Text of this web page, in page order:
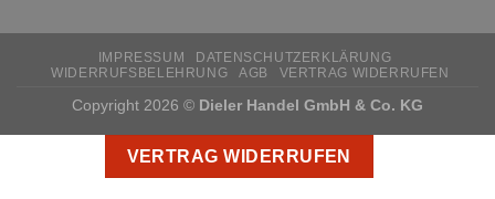
IMPRESSUM
DATENSCHUTZERKLÄRUNG
WIDERRUFSBELEHRUNG
AGB VERTRAG WIDERRUFEN
Copyright 2026 © Dieler Handel GmbH & Co. KG
VERTRAG WIDERRUFEN